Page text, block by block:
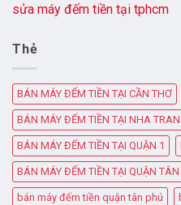
sửa máy đếm tiền tại tphcm
Thẻ
BÁN MÁY ĐẾM TIỀN TẠI CẦN THƠ
BÁN MÁY ĐẾM TIỀN TẠI NHA
BÁN MÁY ĐẾM TIỀN TẠI QUẬN 1
BÁN MÁY ĐẾM TIỀN TẠI QUẬN TÂN
bán máy đếm tiền quận tân phú